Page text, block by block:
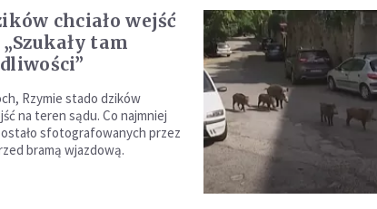
chciało wejść
„Szukały tam
Rzymie stado dzików
na teren sądu. Co najmniej
sfotografowanych przez
bramą wjazdową.